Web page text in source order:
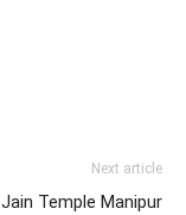
Next article
Jain Temple Manipur